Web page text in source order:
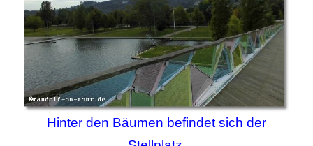
Hinter den Bäumen befindet sich der